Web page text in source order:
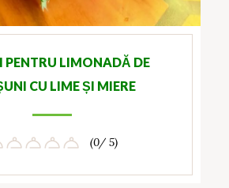
PENTRU LIMONADĂ DE
CU LIME ȘI MIERE
(0/ 5)